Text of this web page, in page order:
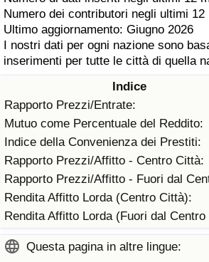
Numero dei contributori negli ultimi 12
Ultimo aggiornamento: Giugno 2026
I nostri dati per ogni nazione sono
inserimenti per tutte le città di quella
Indice
Rapporto Prezzi/Entrate:
Mutuo come Percentuale del Reddito:
Indice della Convenienza dei Prestiti:
Rapporto Prezzi/Affitto - Centro Città:
Rapporto Prezzi/Affitto - Fuori dal
Rendita Affitto Lorda (Centro Città):
Rendita Affitto Lorda (Fuori dal Centro
Questa pagina in altre lingue:
Indice dell’Inquinamento (Corrente)
Indice di inquinamento
Indice dell’Inquinamento per Nazione
Traffico
Indice del Traffico
Indice del traffico (Corrente)
Indice del traffico per Nazione